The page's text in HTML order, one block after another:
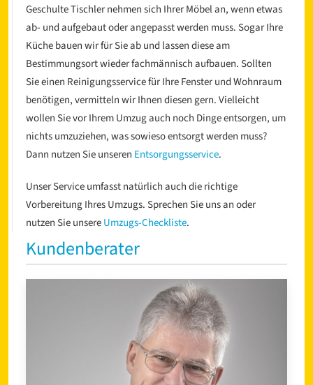
Geschulte Tischler nehmen sich Ihrer Möbel an, wenn etwas
ab- und aufgebaut oder angepasst werden muss. Sogar Ihre
Küche bauen wir für Sie ab und lassen diese am
Bestimmungsort wieder fachmännisch aufbauen. Sollten
Sie einen Reinigungsservice für Ihre Fenster und Wohnraum
benötigen, vermitteln wir Ihnen diesen gern. Vielleicht
wollen Sie vor Ihrem Umzug auch noch Dinge entsorgen, um
nichts umzuziehen, was sowieso entsorgt werden muss?
Dann nutzen Sie unseren Entsorgungsservice.
Unser Service umfasst natürlich auch die richtige
Vorbereitung Ihres Umzugs. Sprechen Sie uns an oder
nutzen Sie unsereUmzugs-Checkliste.
Kundenberater